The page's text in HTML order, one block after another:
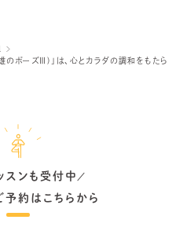
のポーズⅢ)」は、心とカラダの調和をもたら
スンも受付中 ／
予約はこちらから